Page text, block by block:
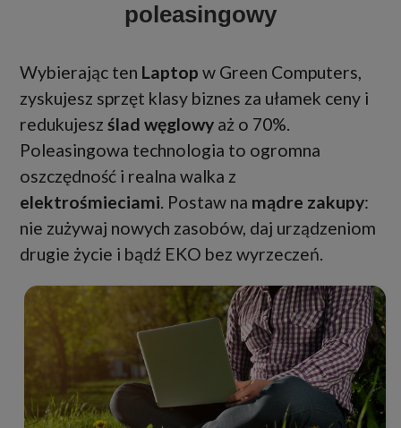
poleasingowy
Wybierając ten Laptop w Green Computers,
zyskujesz sprzęt klasy biznes za ułamek ceny i
redukujesz ślad węglowy aż o 70%.
Poleasingowa technologia to ogromna
oszczędność i realna walka z
elektrośmieciami. Postaw na mądre zakupy:
nie zużywaj nowych zasobów, daj urządzeniom
drugie życie i bądź EKO bez wyrzeczeń.